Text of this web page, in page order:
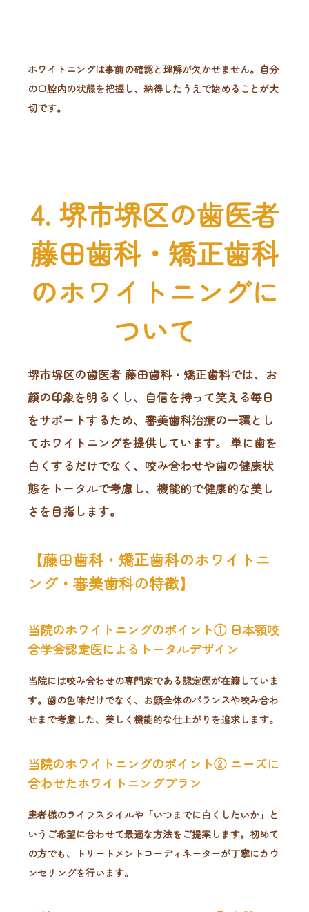
ホワイトニングは事前の確認と理解が欠かせません。自分
の口腔内の状態を把握し、納得したうえで始めることが大
切です。
4. 堺市堺区の歯医者
藤田歯科・矯正歯科
のホワイトニングに
ついて
堺市堺区の歯医者 藤田歯科・矯正歯科では、お
顔の印象を明るくし、自信を持って笑える毎日
をサポートするため、審美歯科治療の一環とし
てホワイトニングを提供しています。 単に歯を
白くするだけでなく、咬み合わせや歯の健康状
態をトータルで考慮し、機能的で健康的な美し
さを目指します。
【藤田歯科・矯正歯科のホワイトニ
ング・審美歯科の特徴】
当院のホワイトニングのポイント① 日本顎咬
合学会認定医によるトータルデザイン
当院には咬み合わせの専門家である認定医が在籍していま
す。歯の色味だけでなく、お顔全体のバランスや咬み合わ
せまで考慮した、美しく機能的な仕上がりを追求します。
当院のホワイトニングのポイント② ニーズに
合わせたホワイトニングプラン
患者様のライフスタイルや「いつまでに白くしたいか」と
いうご希望に合わせて最適な方法をご提案します。初めて
の方でも、トリートメントコーディネーターが丁寧にカウ
ンセリングを行います。